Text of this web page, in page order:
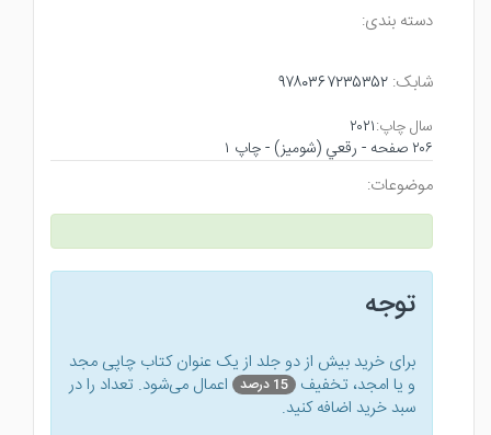
دسته بندی:
شابک: ۹۷۸۰۳۶۷۲۳۵۳۵۲
سال چاپ:۲۰۲۱
۲۰۶ صفحه - رقعي (شوميز) - چاپ ۱
موضوعات:
توجه
برای خرید بیش از دو جلد از یک عنوان کتاب‌ چاپی مجد
و یا امجد، تخفیف 15 درصد
اعمال می‌شود. تعداد را در
سبد خرید اضافه کنید.